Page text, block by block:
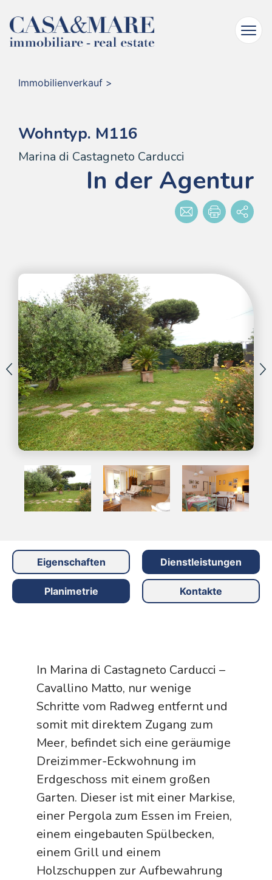
Immobilienverkauf >
Wohntyp. M116
Marina di Castagneto Carducci
In der Agentur
Eigenschaften Dienstleistungen
Planimetrie Kontakte
In Marina di Castagneto Carducci –
Cavallino Matto, nur wenige
Schritte vom Radweg entfernt und
somit mit direktem Zugang zum
Meer, befindet sich eine geräumige
Dreizimmer-Eckwohnung im
Erdgeschoss mit einem großen
Garten. Dieser ist mit einer Markise,
einer Pergola zum Essen im Freien,
einem eingebauten Spülbecken,
einem Grill und einem
Holzschuppen zur Aufbewahrung